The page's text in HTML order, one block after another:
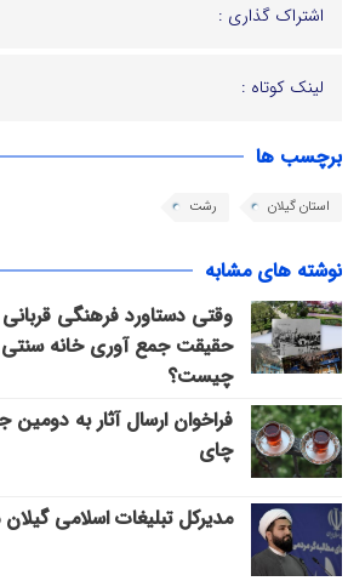
اشتراک گذاری :
لینک کوتاه :
برچسب ها
استان گیلان رشت
نوشته های مشابه
وقتی دستاورد فرهنگی
حقیقت جمع آوری خانه سنتی
چیست؟
فراخوان ارسال آثار به دومین
چای
مدیرکل تبلیغات اسلامی